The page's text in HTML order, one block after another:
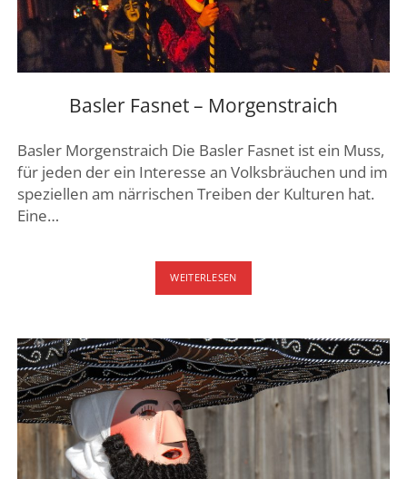
Basler Fasnet – Morgenstraich
Basler Morgenstraich Die Basler Fasnet ist ein Muss,
für jeden der ein Interesse an Volksbräuchen und im
speziellen am närrischen Treiben der Kulturen hat.
Eine…
WEITERLESENBASLER
FASNET